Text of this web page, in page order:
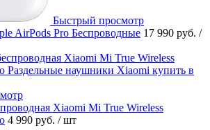
Быстрый просмотр
AirPods Pro Беспроводные 17 990 руб. /
Xiaomi Mi True Wireless
4 990 руб. / шт